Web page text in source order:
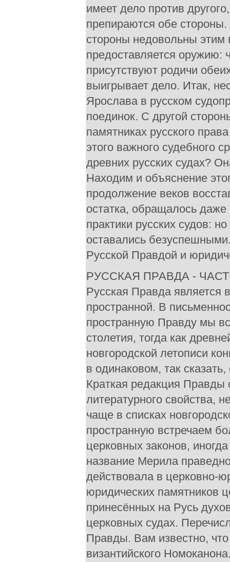
имеет дело против
препираются обе
стороны недовольны этим
предоставляется оружию:
присутствуют родичи
выигрывает дело. Итак,
Ярослава в русском
поединок. С другой
памятниках русского
этого важного судебного
древних русских судах?
Находим и объяснение
продолжение веков
остатка, обращалось
практики русских судов:
оставались
Русской Правдой и
РУССКАЯ ПРАВДА -
Русская Правда является
пространной. В
пространную Правду мы
столетия, тогда как
новгородской летописи
в одинаковом, так
Краткая редакция Правды
литературного свойства,
чаще в списках
пространную встречаем
церковных законов,
название Мерила
действовала в церковно-
юридических памятников
принесённых на Русь
церковных судах.
Правды. Вам известно,
византийского